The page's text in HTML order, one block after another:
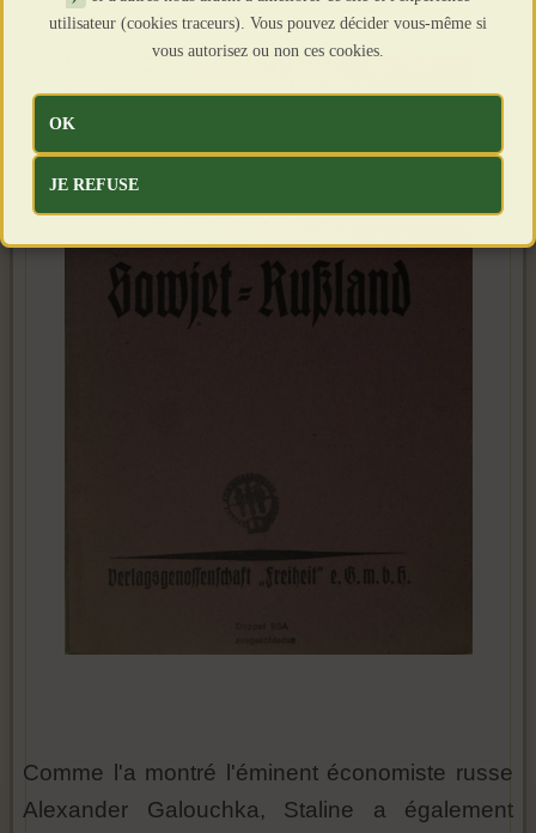
Comme l'a montré l'éminent économiste russe
Alexander Galouchka, Staline a également
utilisateur (cookies traceurs). Vous pouvez décider vous-même si
vous autorisez ou non ces cookies.
OK
JE REFUSE